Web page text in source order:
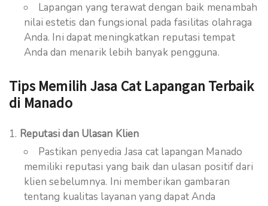
Lapangan yang terawat dengan baik menambah
nilai estetis dan fungsional pada fasilitas olahraga
Anda. Ini dapat meningkatkan reputasi tempat
Anda dan menarik lebih banyak pengguna.
Tips Memilih Jasa Cat Lapangan Terbaik
di Manado
Reputasi dan Ulasan Klien
Pastikan penyedia Jasa cat lapangan Manado
memiliki reputasi yang baik dan ulasan positif dari
klien sebelumnya. Ini memberikan gambaran
tentang kualitas layanan yang dapat Anda